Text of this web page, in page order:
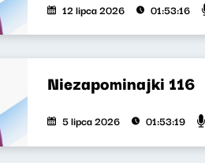
12 lipca 2026 01:53:16
Niezapominajki 116
5 lipca 2026 01:53:19